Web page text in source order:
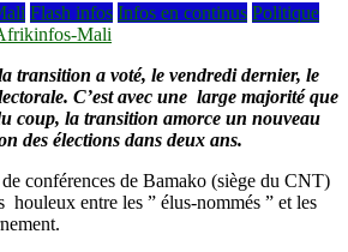
Flash infos Infos en continus Politique
Mali
transition a voté, le vendredi dernier, le
C’est avec une large majorité que
coup, la transition amorce un nouveau
des élections dans deux ans.
conférences de Bamako (siège du CNT)
houleux entre les ” élus-nommés ” et les